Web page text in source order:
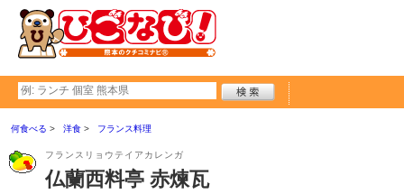
何食べる 洋食 フランス料理
フランスリョウテイアカレンガ
仏蘭西料亭 赤煉瓦